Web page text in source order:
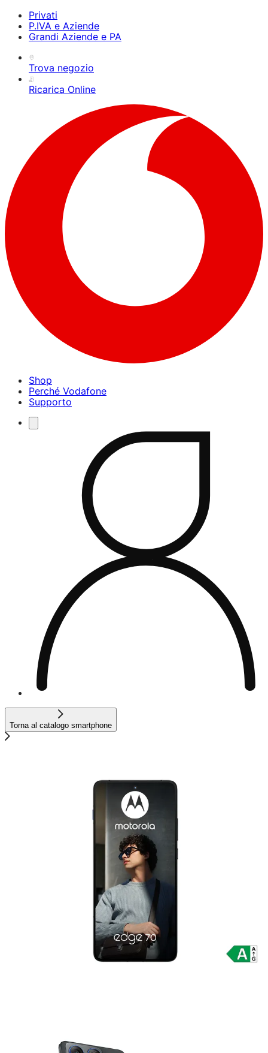
Privati
P.IVA e Aziende
Grandi Aziende e PA
Trova negozio
Ricarica Online
Shop
Perché Vodafone
Supporto
Torna al catalogo smartphone